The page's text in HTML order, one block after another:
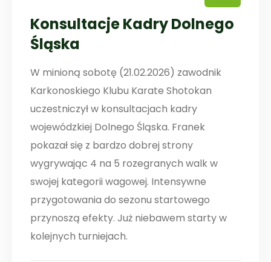
Konsultacje Kadry Dolnego
Śląska
W minioną sobotę (21.02.2026) zawodnik
Karkonoskiego Klubu Karate Shotokan
uczestniczył w konsultacjach kadry
wojewódzkiej Dolnego Śląska. Franek
pokazał się z bardzo dobrej strony
wygrywając 4 na 5 rozegranych walk w
swojej kategorii wagowej. Intensywne
przygotowania do sezonu startowego
przynoszą efekty. Już niebawem starty w
kolejnych turniejach.